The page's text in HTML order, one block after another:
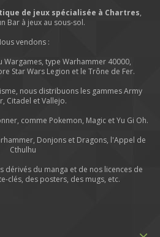
de jeux spécialisée à Chartres,
Bar à jeux au sous-sol.
vendons :
Wargames, type Warhammer 40000,
Star Wars Legion et le Trône de Fer.
nous distribuons les gammes Army
Citadel et Vallejo.
comme Pokemon, Magic et Yu Gi Oh.
Donjons et Dragons, l'Appel de
Cthulhu
dérivés du manga et de nos licences de
clés, des posters, des mugs, etc.